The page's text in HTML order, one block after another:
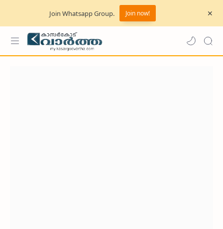
Join Whatsapp Group. Join now!